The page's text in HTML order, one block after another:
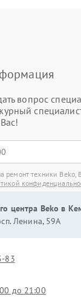
вопрос
ремонт техники Beko,
центра Beko в
Ленина, 59А
83
до 21:00